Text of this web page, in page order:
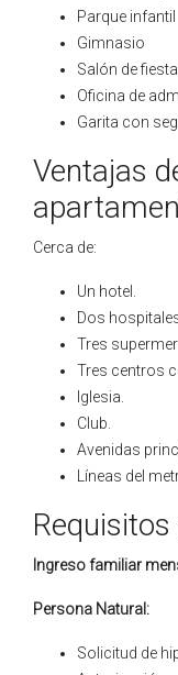
Parque infantil
Gimnasio
Salón de fiesta
Oficina de
Garita con
Ventajas
Cerca de:
Un hotel.
Dos
Tres
Tres centros
Iglesia.
Club.
Avenidas
Líneas del
Ingreso familiar
Persona Natural:
Solicitud de